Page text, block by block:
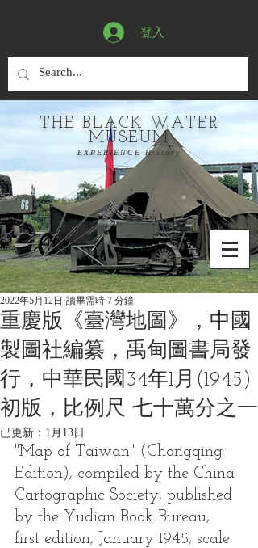
登入
THE BLACK WATER
MUSEUM
EXPERIENCE History
重慶版《臺灣地圖》，中國
製圖社編纂，禹甸圖書局發
行，中華民國34年1月(1945)
初版，比例尺 七十萬分之一
2022年5月12日 讀畢需時 7 分鐘
已更新： 1月13日
"Map of Taiwan" (Chongqing
Edition), compiled by the China
Cartographic Society, published
by the Yudian Book Bureau,
first edition, January 1945, scale